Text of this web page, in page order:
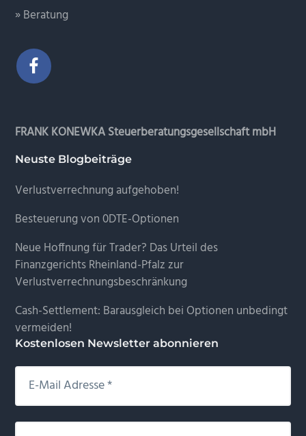
» Beratung
FRANK KONEWKA Steuerberatungsgesellschaft mbH
Neuste Blogbeiträge
Verlustverrechnung aufgehoben!
Besteuerung von 0DTE-Optionen
Neue Hoffnung für Trader? Das Urteil des
Finanzgerichts Rheinland-Pfalz zur
Verlustverrechnungsbeschränkung
Cash-Settlement: Barausgleich bei Optionen unbedingt
vermeiden!
Kostenlosen Newsletter abonnieren